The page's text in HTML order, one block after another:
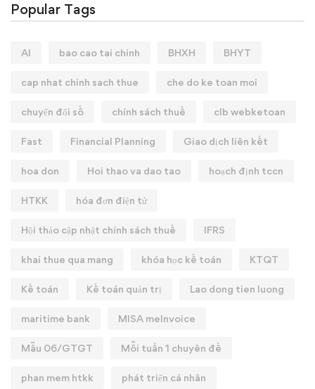
Popular Tags
AI bao cao tai chinh BHXH BHYT
cap nhat chinh sach thue che do ke toan moi
chuyển đổi số chính sách thuế clb webketoan
Fast Financial Planning Giao dịch liên kết
hoa don Hoi thao va dao tao hoạch định tccn
HTKK hóa đơn điện tử
Hội thảo cập nhật chính sách thuế IFRS
khai thue qua mang khóa học kế toán KTQT
Kế toán Kế toán quản trị Lao dong tien luong
maritime bank MISA meInvoice
Mẫu 06/GTGT Mỗi tuần 1 chuyên đề
phan mem htkk phát triển cá nhân